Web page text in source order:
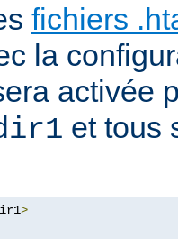
fichiers
la
activée
et tous
>